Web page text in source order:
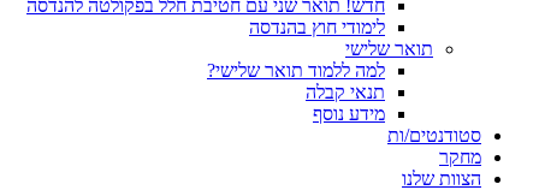
חדש! תואר שני עם חטיבת חלל בפקולטה להנדסה
לימודי חוץ בהנדסה
תואר שלישי
למה ללמוד תואר שלישי?
תנאי קבלה
מידע נוסף
סטודנטים/ות
מחקר
הצוות שלנו